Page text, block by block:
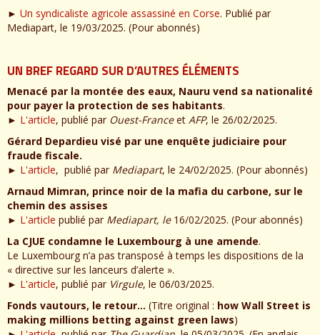
► Un syndicaliste agricole assassiné en Corse. Publié par
Mediapart, le 19/03/2025. (Pour abonnés)
UN BREF REGARD SUR D’AUTRES ÉLÉMENTS
Menacé par la montée des eaux, Nauru vend sa nationalité
pour payer la protection de ses habitants.
► L'article, publié par Ouest-Franceet AFP, le 26/02/2025.
Gérard Depardieu visé par une enquête judiciaire pour
fraude fiscale.
► L'article, publié par Mediapart, le 24/02/2025. (Pour abonnés)
Arnaud Mimran, prince noir de la mafia du carbone, sur le
chemin des assises
► L'article publié par Mediapart, le 16/02/2025. (Pour abonnés)
La CJUE condamne le Luxembourg à une amende.
Le Luxembourg n’a pas transposé à temps les dispositions de la
« directive sur les lanceurs d’alerte ».
► L'article, publié par Virgule, le 06/03/2025.
Fonds vautours, le retour… (Titre original : how Wall Street is
making millions betting against green laws)